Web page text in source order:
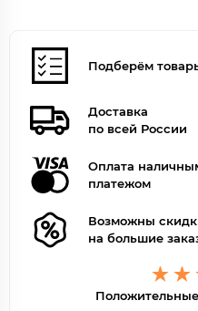
Подберём
Доставка
по всей России
Оплата
платежом
Возможны
на большие